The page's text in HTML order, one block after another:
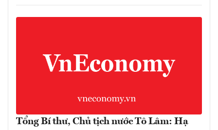
Tổng Bí thư, Chủ tịch nước Tô Lâm: Hạ